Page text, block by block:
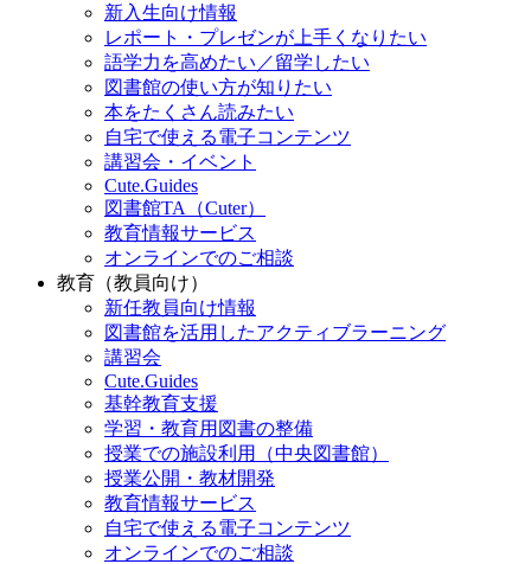
新入生向け情報
レポート・プレゼンが上手くなりたい
語学力を高めたい／留学したい
図書館の使い方が知りたい
本をたくさん読みたい
自宅で使える電子コンテンツ
講習会・イベント
Cute.Guides
図書館TA（Cuter）
教育情報サービス
オンラインでのご相談
教育（教員向け）
新任教員向け情報
図書館を活用したアクティブラーニング
講習会
Cute.Guides
基幹教育支援
学習・教育用図書の整備
授業での施設利用（中央図書館）
授業公開・教材開発
教育情報サービス
自宅で使える電子コンテンツ
オンラインでのご相談